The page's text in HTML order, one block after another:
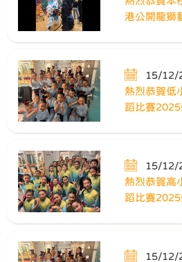
港公開龍獅
15/12/
熱烈恭賀低
蹈比賽
15/12/
熱烈恭賀高
蹈比賽
15/12/